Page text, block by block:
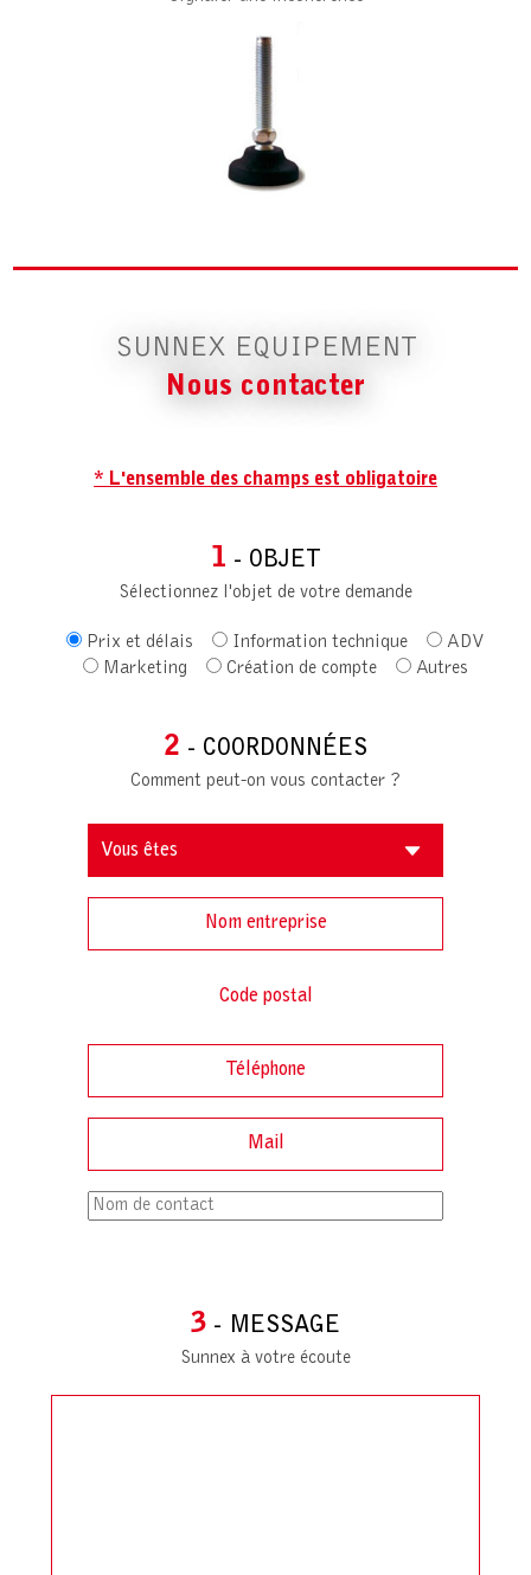
SUNNEX EQUIPEMENT
Nous contacter
* L'ensemble des champs est obligatoire
1 - OBJET
Sélectionnez l'objet de votre demande
Prix et délais Information technique
ADV
Marketing
Création de compte Autres
2 - COORDONNÉES
Comment peut-on vous contacter ?
3 - MESSAGE
Sunnex à votre écoute